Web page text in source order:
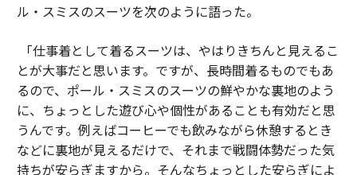
ル・スミスのスーツを次のように語った。
「仕事着として着るスーツは、やはりきちんと見えるこ
とが大事だと思います。ですが、長時間着るものでもあ
るので、ポール・スミスのスーツの鮮やかな裏地のよう
に、ちょっとした遊び心や個性があることも有効だと思
うんです。例えばコーヒーでも飲みながら休憩するとき
などに裏地が見えるだけで、それまで戦闘体勢だった気
持ちが安らぎますから。そんなちょっとした安らぎによ